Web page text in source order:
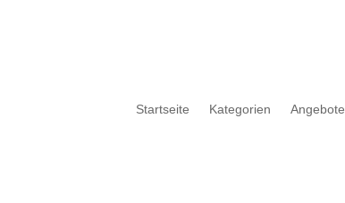
Startseite Kategorien Angebote